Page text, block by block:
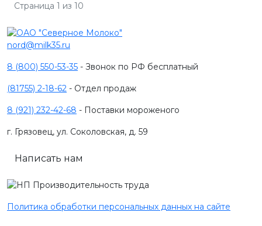
Страница 1 из 10
nord@milk35.ru
8 (800) 550-53-35 - Звонок по РФ бесплатный
(81755) 2-18-62 - Отдел продаж
8 (921) 232-42-68 - Поставки мороженого
г. Грязовец, ул. Соколовская, д. 59
Написать нам
Политика обработки персональных данных на сайте